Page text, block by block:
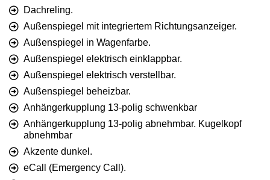
Dachreling.
Außenspiegel mit integriertem Richtungsanzeiger.
Außenspiegel in Wagenfarbe.
Außenspiegel elektrisch einklappbar.
Außenspiegel elektrisch verstellbar.
Außenspiegel beheizbar.
Anhängerkupplung 13-polig schwenkbar
Anhängerkupplung 13-polig abnehmbar. Kugelkopf
abnehmbar
Akzente dunkel.
eCall (Emergency Call).